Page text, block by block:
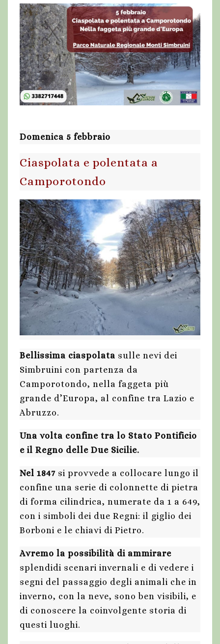
Domenica 5 febbraio
Ciaspolata e polentata a
Camporotondo
Bellissima ciaspolata sulle nevi dei
Simbruini con partenza da
Camporotondo, nella faggeta più
grande d’Europa, al confine tra Lazio e
Abruzzo.
Una volta confine tra lo Stato Pontificio
e il Regno delle Due Sicilie.
Nel 1847 si provvede a collocare lungo il
confine una serie di colonnette di pietra
di forma cilindrica, numerate da 1 a 649,
con i simboli dei due Regni: il giglio dei
Borboni e le chiavi di Pietro.
Avremo la possibilità di ammirare
splendidi scenari invernali e di vedere i
segni del passaggio degli animali che in
inverno, con la neve, sono ben visibili, e
di conoscere la coinvolgente storia di
questi luoghi.